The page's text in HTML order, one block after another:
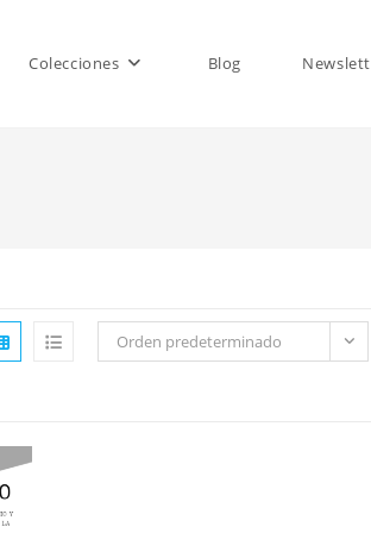
Colecciones Blog
Orden predeterminado